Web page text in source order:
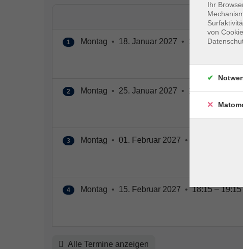
1 Montag • 18. Januar 2027 • 18:15 – 19:15
2 Montag • 25. Januar 2027 • 18:15 – 19:15
3 Montag • 01. Februar 2027 •
4 Montag • 15. Februar 2027 • 18:15 – 19:15
Alle Termine anzeigen
Ihr
von